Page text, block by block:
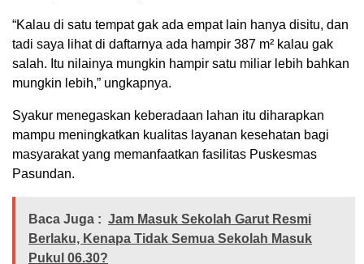
“Kalau di satu tempat gak ada empat lain hanya disitu, dan
tadi saya lihat di daftarnya ada hampir 387 m² kalau gak
salah. Itu nilainya mungkin hampir satu miliar lebih bahkan
mungkin lebih,” ungkapnya.
Syakur menegaskan keberadaan lahan itu diharapkan
mampu meningkatkan kualitas layanan kesehatan bagi
masyarakat yang memanfaatkan fasilitas Puskesmas
Pasundan.
Baca Juga : Jam Masuk Sekolah Garut Resmi
Berlaku, Kenapa Tidak Semua Sekolah Masuk
Pukul 06.30?